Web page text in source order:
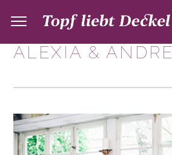
ALEXIA & ANDRÉ